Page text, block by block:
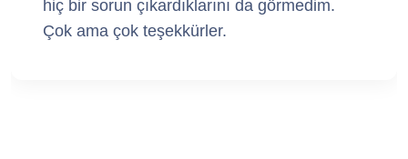
hiç bir sorun çıkardıklarını da görmedim.
Çok ama çok teşekkürler.